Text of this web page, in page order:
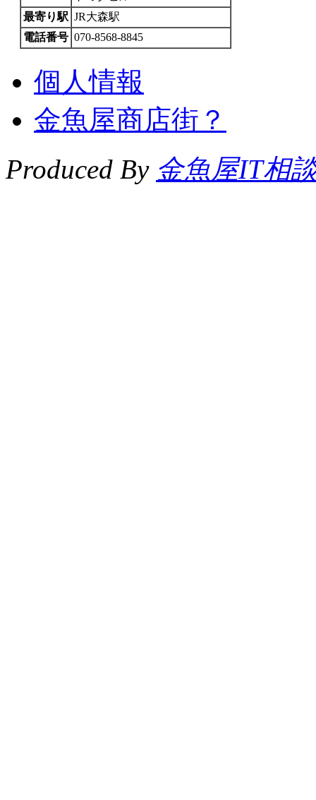
最寄り駅 JR大森駅
電話番号 070-8568-8845
個人情報
金魚屋商店街？
Produced By 金魚屋IT相